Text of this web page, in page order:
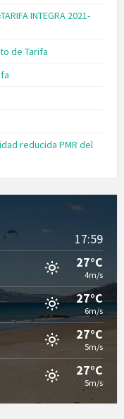
INTEGRA 2021-
de Tarifa
reducida PMR del
17:59
27°C
4m/s
27°C
6m/s
27°C
5m/s
27°C
5m/s